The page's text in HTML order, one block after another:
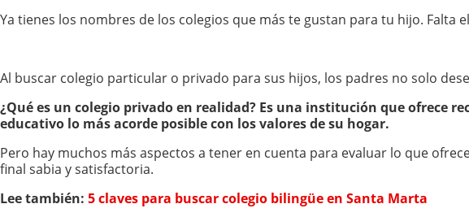
Ya tienes los nombres de los colegios que más te gustan para tu hijo. Falta
Al buscar colegio particular o privado para sus hijos, los padres no solo
¿Qué es un colegio privado en realidad? Es una institución que ofrece
educativo lo más acorde posible con los valores de su hogar.
Pero hay muchos más aspectos a tener en cuenta para evaluar lo que
final sabia y satisfactoria.
Lee también: 5 claves para buscar colegio bilingüe en Santa Marta